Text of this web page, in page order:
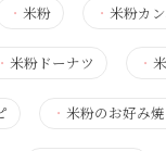
・米粉 ・米粉カ
・米粉ドーナツ ・
・米粉のお好み